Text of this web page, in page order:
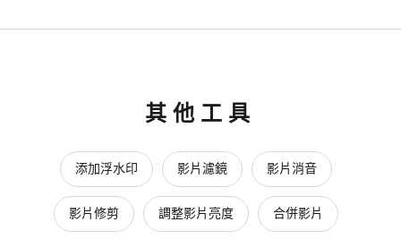
其他工具
添加浮水印 影片濾鏡 影片消音
影片修剪 調整影片亮度 合併影片